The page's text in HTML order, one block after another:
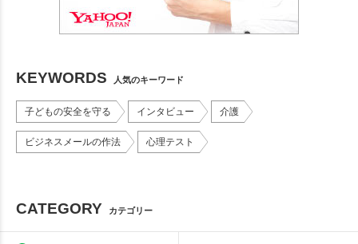
KEYWORDS 人気のキーワード
子どもの安全を守る インタビュー 介護
ビジネスメールの作法 心理テスト
CATEGORY カテゴリー